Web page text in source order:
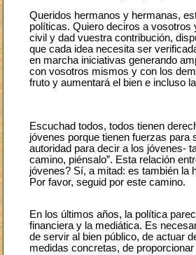
Queridos hermanos y hermanas,
políticas. Quiero deciros a
civil y dad vuestra contribución,
que cada idea necesita ser
en marcha iniciativas generando
con vosotros mismos y con los
fruto y aumentará el bien e incluso
Escuchad todos, todos tienen
jóvenes porque tienen fuerzas para
autoridad para decir a los jóvenes-
camino, piénsalo”. Esta relación
jóvenes? Sí, a mitad: es también la
Por favor, seguid por este camino.
En los últimos años, la política
financiera y la mediática. Es
de servir al bien público, de actuar
medidas concretas, de